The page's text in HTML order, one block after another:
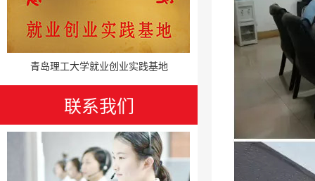
青岛理工大学就业创业实践基地
联系我们